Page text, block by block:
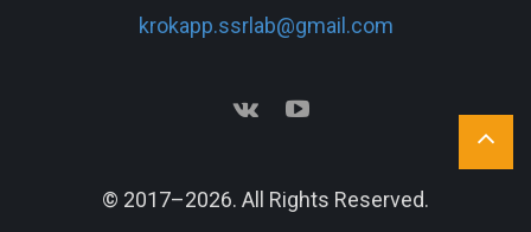
krokapp.ssrlab@gmail.com
© 2017–2026. All Rights Reserved.